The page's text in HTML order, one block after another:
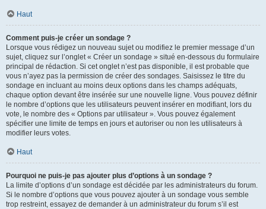
Haut
Comment puis-je créer un sondage ?
Lorsque vous rédigez un nouveau sujet ou modifiez le premier message d’un
sujet, cliquez sur l’onglet « Créer un sondage » situé en-dessous du formulaire
principal de rédaction. Si cet onglet n’est pas disponible, il est probable que
vous n’ayez pas la permission de créer des sondages. Saisissez le titre du
sondage en incluant au moins deux options dans les champs adéquats,
chaque option devant être insérée sur une nouvelle ligne. Vous pouvez définir
le nombre d’options que les utilisateurs peuvent insérer en modifiant, lors du
vote, le nombre des « Options par utilisateur ». Vous pouvez également
spécifier une limite de temps en jours et autoriser ou non les utilisateurs à
modifier leurs votes.
Haut
Pourquoi ne puis-je pas ajouter plus d’options à un sondage ?
La limite d’options d’un sondage est décidée par les administrateurs du forum.
Si le nombre d’options que vous pouvez ajouter à un sondage vous semble
trop restreint, essayez de demander à un administrateur du forum s’il est